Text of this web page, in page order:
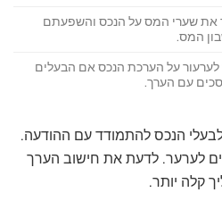
את שערי המס על הנכס והשפעתם
המס.
לערעור על הערכת הנכס אם הבעלים
עם הערך.
הנכס להתמודד עם ההודעה.
לערער. לדעת את חישוב הערך
קלה יותר.